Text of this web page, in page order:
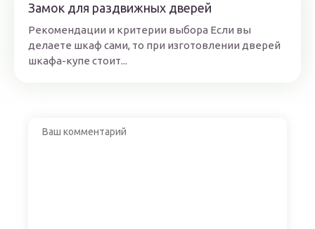
Замок для раздвижных дверей
Рекомендации и критерии выбора Если вы
делаете шкаф сами, то при изготовлении дверей
шкафа-купе стоит...